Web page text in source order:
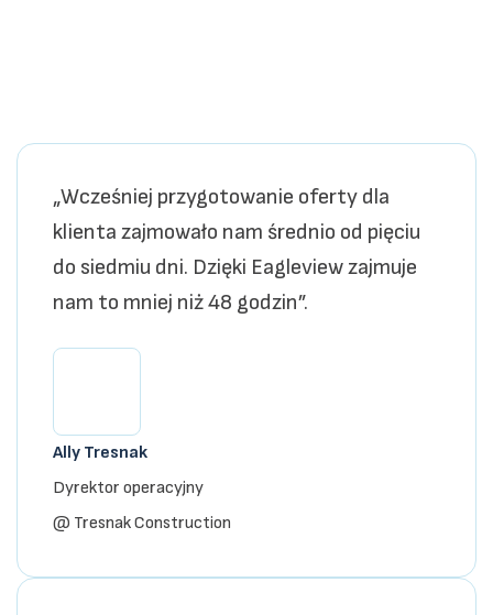
„Wcześniej przygotowanie oferty dla
klienta zajmowało nam średnio od pięciu
do siedmiu dni. Dzięki Eagleview zajmuje
nam to mniej niż 48 godzin”.
Ally Tresnak
Dyrektor operacyjny
@ Tresnak Construction